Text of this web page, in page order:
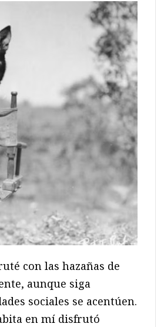
con las hazañas de
aunque siga
sociales se acentúen.
en mí disfrutó